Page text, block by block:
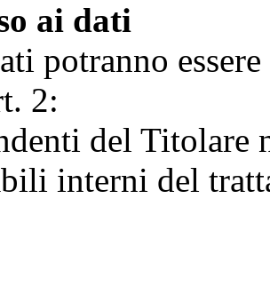
ai dati
potranno
2:
del Titolare
interni del